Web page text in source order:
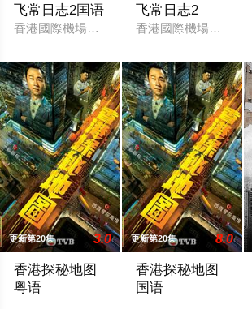
飞常日志2国语
香港國際機場繁忙運轉，突遇全球系統故
飞常日志2
香港國際機場繁忙運
更新第20集 3.0
香港探秘地图
粤语
更新第20集 8.0
香港探秘地图
国语